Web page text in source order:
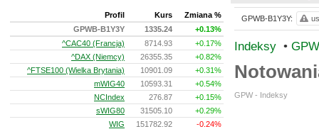
Indeksy •
GPW - Indeksy
GPWB-B1Y3Y:
Profil Kurs
Zmiana %
GPWB-B1Y3Y
1335.24
+0.13%
^CAC40 (Francja)
8714.93
+0.17%
^DAX (Niemcy)
26355.35
+0.82%
^FTSE100 (Wielka Brytania)
10901.09
+0.31%
mWIG40
10593.31
+0.54%
NCIndex
276.87
+0.15%
sWIG80
31505.10
+0.29%
WIG
151782.92
-0.24%